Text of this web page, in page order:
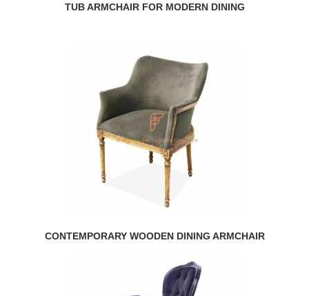
TUB ARMCHAIR FOR MODERN DINING
CONTEMPORARY WOODEN DINING ARMCHAIR